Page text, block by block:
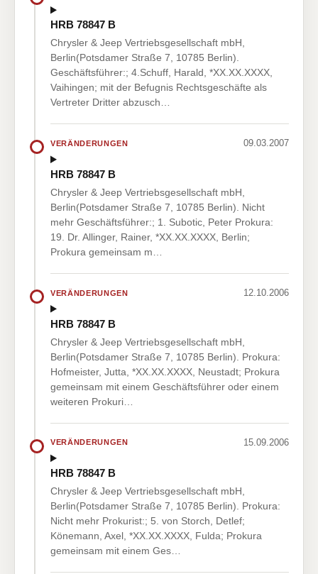
HRB 78847 B
Chrysler & Jeep Vertriebsgesellschaft mbH,
Berlin(Potsdamer Straße 7, 10785 Berlin).
Geschäftsführer:; 4.Schuff, Harald, *XX.XX.XXXX,
Vaihingen; mit der Befugnis Rechtsgeschäfte als
Vertreter Dritter abzusch…
VERÄNDERUNGEN 09.03.2007
HRB 78847 B
Chrysler & Jeep Vertriebsgesellschaft mbH,
Berlin(Potsdamer Straße 7, 10785 Berlin). Nicht
mehr Geschäftsführer:; 1. Subotic, Peter Prokura:
19. Dr. Allinger, Rainer, *XX.XX.XXXX, Berlin;
Prokura gemeinsam m…
VERÄNDERUNGEN 12.10.2006
HRB 78847 B
Chrysler & Jeep Vertriebsgesellschaft mbH,
Berlin(Potsdamer Straße 7, 10785 Berlin). Prokura:
Hofmeister, Jutta, *XX.XX.XXXX, Neustadt; Prokura
gemeinsam mit einem Geschäftsführer oder einem
weiteren Prokuri…
VERÄNDERUNGEN 15.09.2006
HRB 78847 B
Chrysler & Jeep Vertriebsgesellschaft mbH,
Berlin(Potsdamer Straße 7, 10785 Berlin). Prokura:
Nicht mehr Prokurist:; 5. von Storch, Detlef;
Könemann, Axel, *XX.XX.XXXX, Fulda; Prokura
gemeinsam mit einem Ges…